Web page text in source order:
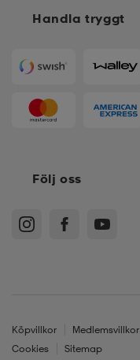
Handla tryggt
Följ oss
Köpvillkor Medlemsvillkor
Cookies
Sitemap